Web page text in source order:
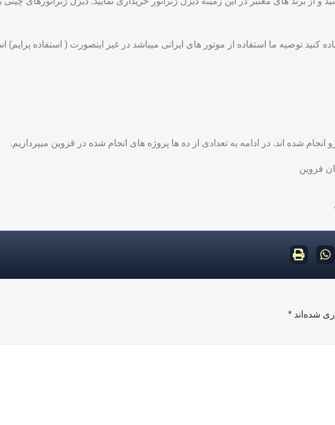
توصیه ما استفاده از موتور های ایرانی میباشد در غیر اینصورت ( استفاده پرایم)
شده اند. در ادامه به تعدادی از ده ها پروژه های انجام شده در قزوین میپردازیم.
شده‌اند *